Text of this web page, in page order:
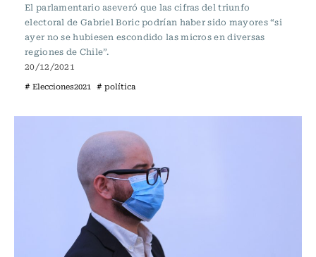
El parlamentario aseveró que las cifras del triunfo
electoral de Gabriel Boric podrían haber sido mayores “si
ayer no se hubiesen escondido las micros en diversas
regiones de Chile”.
20/12/2021
# Elecciones2021 # política